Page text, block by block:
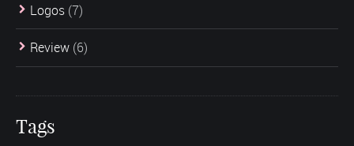
Logos (7)
Review (6)
Tags